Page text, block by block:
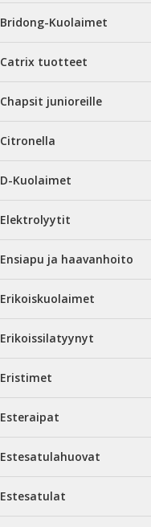
Bridong-Kuolaimet
Catrix tuotteet
Chapsit junioreille
Citronella
D-Kuolaimet
Elektrolyytit
Ensiapu ja haavanhoito
Erikoiskuolaimet
Erikoissilatyynyt
Eristimet
Esteraipat
Estesatulahuovat
Estesatulat